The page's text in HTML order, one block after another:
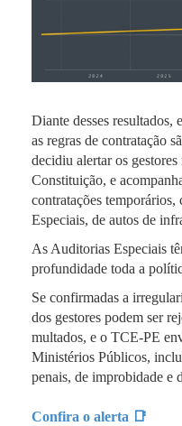
Diante desses resultados,
as regras de contratação
decidiu alertar os
Constituição, e
contratações
Especiais, de autos de
As Auditorias Especiais
profundidade toda a
Se confirmadas a
dos gestores podem ser
multados, e o TCE-PE
Ministérios Públicos,
penais, de improbidade e
Confira o alerta 📑